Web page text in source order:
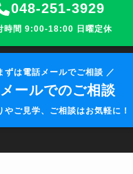
048-251-3929
時間 9:00-18:00 日曜定休
ずは電話メールでご相談 ／
メールでのご相談
やご見学、ご相談はお気軽に！